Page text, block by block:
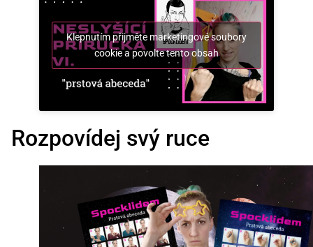
Klepnutím přijměte marketingové soubory
cookie a povolte tento obsah
Rozpovídej svý ruce